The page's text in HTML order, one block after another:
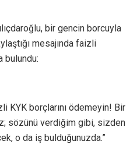
bir gencin borcuyla
mesajında faizli
bulundu:
KYK borçlarını ödemeyin! Bir
sözünü verdiğim gibi, sizden
o da iş bulduğunuzda.”